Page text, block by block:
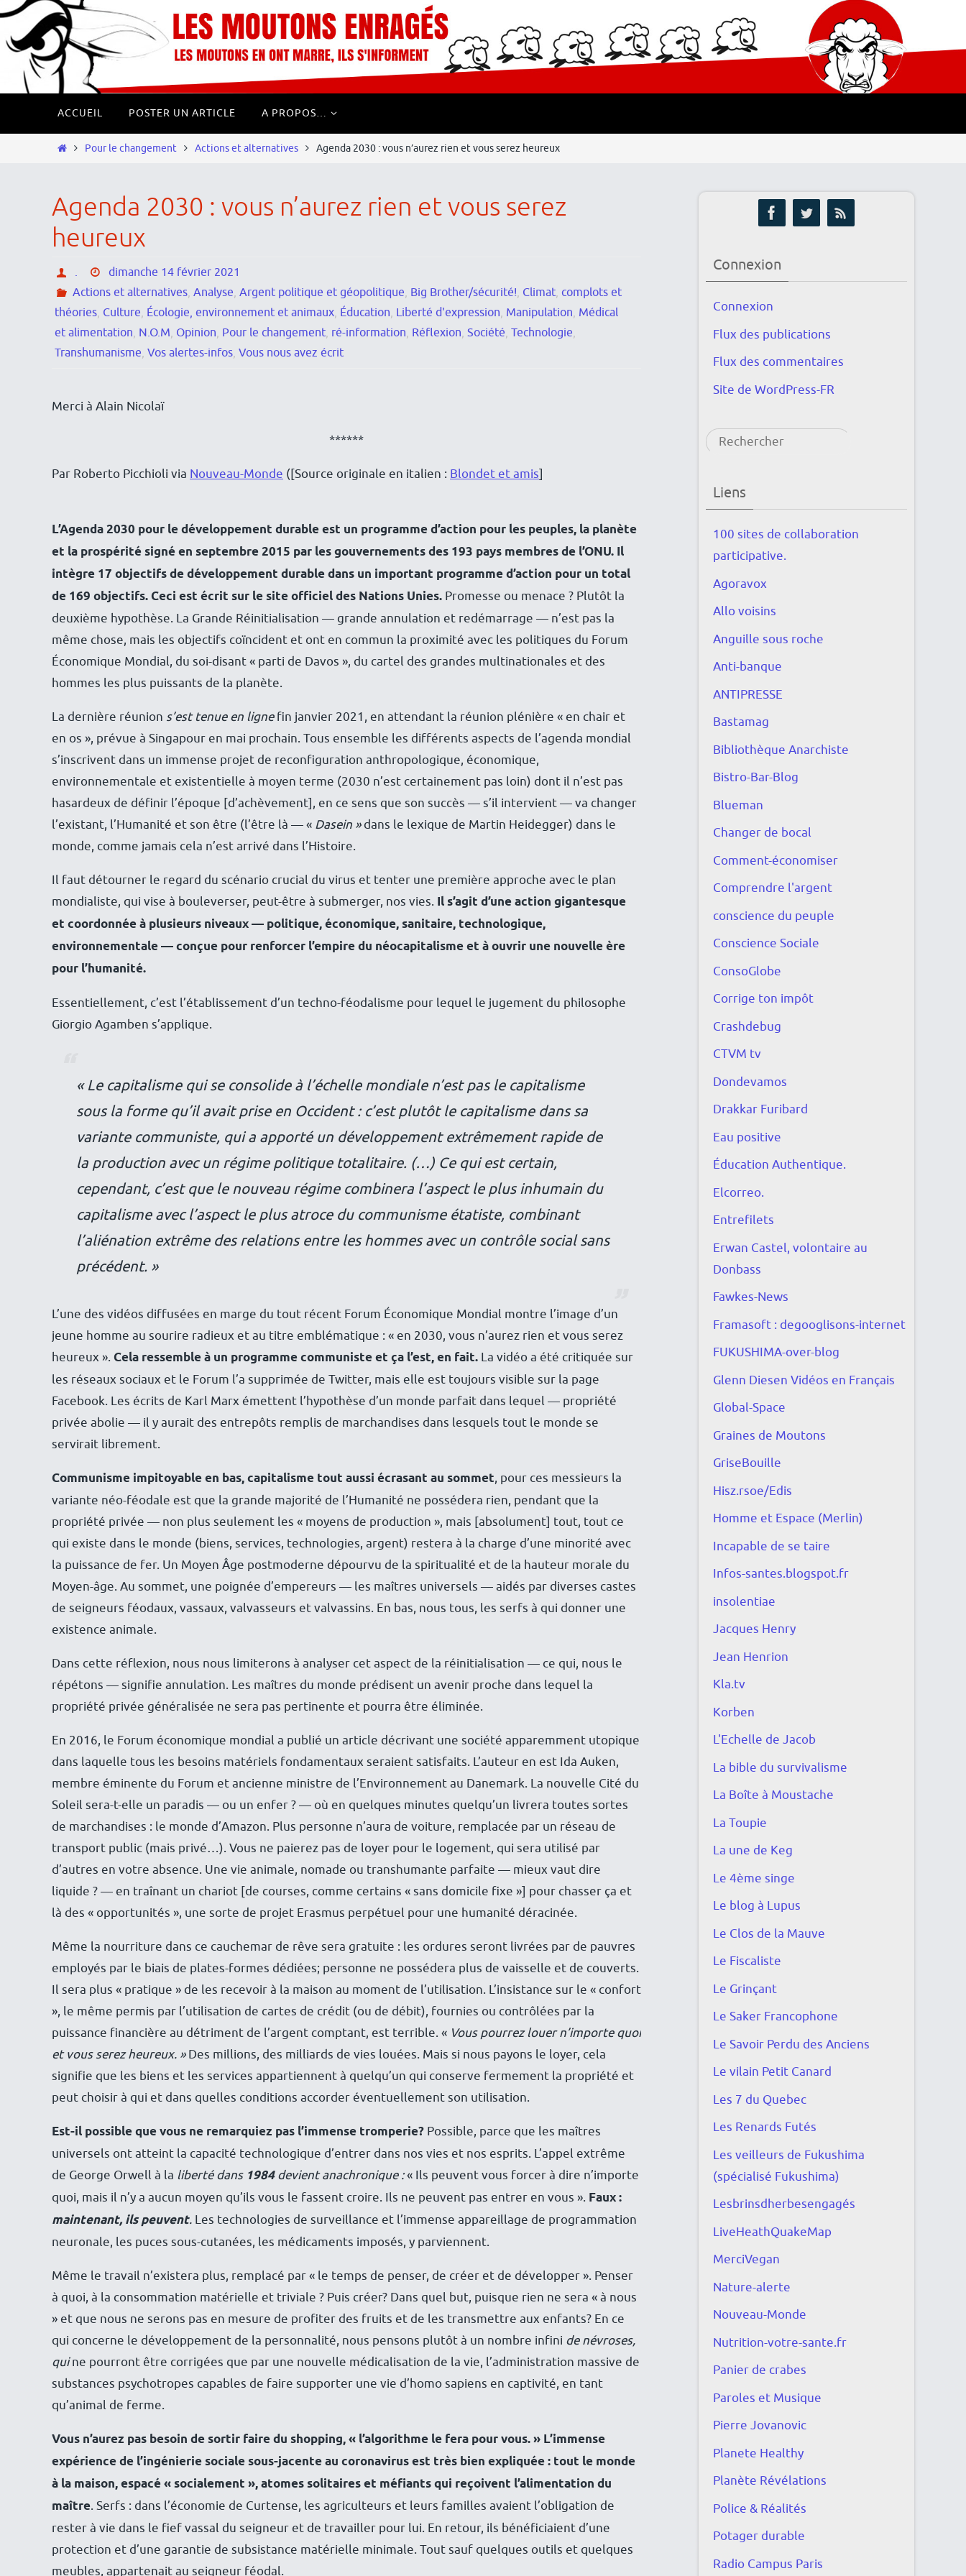
Panneau de gestion des cookies
Passer
le
contenu
le
ACCUEIL POSTER UN ARTICLE A PROPOS…
HomePour le changement Actions et alternatives Agenda 2030 : vous n’aurez rien et vous serez heureux
Agenda 2030 : vous n’aurez rien et vous serez
heureux
.
dimanche 14 février 2021
Actions et alternatives, Analyse, Argent politique et géopolitique, Big Brother/sécurité!, Climat, complots et
théories, Culture, Écologie, environnement et animaux, Éducation, Liberté d'expression, Manipulation, Médical
et alimentation, N.O.M, Opinion, Pour le changement, ré-information, Réflexion, Société, Technologie,
Transhumanisme, Vos alertes-infos, Vous nous avez écrit
Merci à Alain Nicolaï
******
Par Roberto Picchioli via Nouveau-Monde ([Source originale en italien : Blondet et amis]
L’Agenda 2030 pour le développement durable est un programme d’action pour les peuples, la planète
et la prospéritésigné en septembre 2015 par les gouvernements des 193 pays membres de l’ONU. Il
intègre 17 objectifs de développement durable dans un important programme d’action pour un total
de 169 objectifs. Ceci est écrit sur le site officiel des Nations Unies. Promesse ou menace ? Plutôt la
deuxième hypothèse. La Grande Réinitialisation — grande annulation et redémarrage — n’est pas la
même chose, mais les objectifs coïncident et ont en commun la proximité avec les politiques du Forum
Économique Mondial, du soi-disant « parti de Davos », du cartel des grandes multinationales et des
hommes les plus puissants de la planète.
La dernière réunion s’est tenue en lignefin janvier 2021, en attendant la réunion plénière « en chair et
en os », prévue à Singapour en mai prochain. Tous ensemble les différents aspects de l’agenda mondial
s’inscrivent dans un immense projet de reconfiguration anthropologique, économique,
environnementale et existentielle à moyen terme (2030 n’est certainement pas loin) dont il n’est pas
hasardeux de définir l’époque [d’achèvement], en ce sens que son succès — s’il intervient — va changer
l’existant, l’Humanité et son être (l’être là — « Dasein »dans le lexique de Martin Heidegger) dans le
monde, comme jamais cela n’est arrivé dans l’Histoire.
Il faut détourner le regard du scénario crucial du virus et tenter une première approche avec le plan
mondialiste, qui vise à bouleverser, peut-être à submerger, nos vies. Il s’agit d’une action gigantesque
et coordonnée à plusieurs niveaux— politique, économique, sanitaire, technologique,
environnementale — conçue pour renforcer l’empire du néocapitalisme et à ouvrir une nouvelle ère
pour l’humanité.
Essentiellement, c’est l’établissement d’un techno-féodalisme pour lequel le jugement du philosophe
Giorgio Agamben s’applique.
«Le capitalisme qui se consolide à l’échelle mondiale n’est pas le capitalisme
sous la forme qu’il avait prise en Occident : c’est plutôt le capitalisme dans sa
variante communiste, qui a apporté un développement extrêmement rapide de
la production avec un régime politique totalitaire. (…) Ce qui est certain,
cependant, c’est que le nouveau régime combinera l’aspect le plus inhumain du
capitalisme avec l’aspect le plus atroce du communisme étatiste, combinant
l’aliénation extrême des relations entre les hommes avec un contrôle social sans
précédent. »
L’une des vidéos diffusées en marge du tout récent Forum Économique Mondial montre l’image d’un
jeune homme au sourire radieux et au titre emblématique : « en 2030, vous n’aurez rien et vous serez
heureux ». Cela ressemble à un programme communiste et ça l’est, en fait. La vidéo a été critiquée sur
les réseaux sociaux et le Forum l’a supprimée de Twitter, mais elle est toujours visible sur la page
Facebook. Les écrits de Karl Marx émettent l’hypothèse d’un monde parfait dans lequel — propriété
privée abolie — il y aurait des entrepôts remplis de marchandises dans lesquels tout le monde se
servirait librement.
Communisme impitoyable en bas, capitalisme tout aussi écrasant au sommet, pour ces messieurs la
variante néo-féodale est que la grande majorité de l’Humanité ne possédera rien, pendant que la
propriété privée — non plus seulement les « moyens de production », mais [absolument] tout, tout ce
qui existe dans le monde (biens, services, technologies, argent) restera à la charge d’une minorité avec
la puissance de fer. Un Moyen Âge postmoderne dépourvu de la spiritualité et de la hauteur morale du
Moyen-âge. Au sommet, une poignée d’empereurs — les maîtres universels — aidés par diverses castes
de seigneurs féodaux, vassaux, valvasseurs et valvassins. En bas, nous tous, les serfs à qui donner une
existence animale.
Dans cette réflexion, nous nous limiterons à analyser cet aspect de la réinitialisation — ce qui, nous le
répétons — signifie annulation. Les maîtres du monde prédisent un avenir proche dans lequel la
propriété privée généralisée ne sera pas pertinente et pourra être éliminée.
En 2016, le Forum économique mondial a publié un article décrivant une société apparemment utopique
dans laquelle tous les besoins matériels fondamentaux seraient satisfaits. L’auteur en est Ida Auken,
membre éminente du Forum et ancienne ministre de l’Environnement au Danemark. La nouvelle Cité du
Soleil sera-t-elle un paradis — ou un enfer ? — où en quelques minutes quelqu’un livrera toutes sortes
de marchandises : le monde d’Amazon. Plus personne n’aura de voiture, remplacée par un réseau de
transport public (mais privé…). Vous ne paierez pas de loyer pour le logement, qui sera utilisé par
d’autres en votre absence. Une vie animale, nomade ou transhumante parfaite — mieux vaut dire
liquide ? — en traînant un chariot [de courses, comme certains « sans domicile fixe »] pour chasser ça et
là des « opportunités », une sorte de projet Erasmus perpétuel pour une humanité déracinée.
Même la nourriture dans ce cauchemar de rêve sera gratuite : les ordures seront livrées par de pauvres
employés par le biais de plates-formes dédiées; personne ne possédera plus de vaisselle et de couverts.
Il sera plus « pratique » de les recevoir à la maison au moment de l’utilisation. L’insistance sur le « confort
», le même permis par l’utilisation de cartes de crédit (ou de débit), fournies ou contrôlées par la
puissance financière au détriment de l’argent comptant, est terrible. « Vous pourrez louer n’importe quoi
et vous serez heureux. »Des millions, des milliards de vies louées. Mais si nous payons le loyer, cela
signifie que les biens et les services appartiennent à quelqu’un qui conserve fermement la propriété et
peut choisir à qui et dans quelles conditions accorder éventuellement son utilisation.
Est-il possible que vous ne remarquiez pas l’immense tromperie? Possible, parce que les maîtres
universels ont atteint la capacité technologique d’entrer dans nos vies et nos esprits. L’appel extrême
de George Orwell à la liberté dans 1984devient anachronique :« Ils peuvent vous forcer à dire n’importe
quoi, mais il n’y a aucun moyen qu’ils vous le fassent croire. Ils ne peuvent pas entrer en vous ». Faux :
maintenant, ils peuvent. Les technologies de surveillance et l’immense appareillage de programmation
neuronale, les puces sous-cutanées, les médicaments imposés, y parviennent.
Même le travail n’existera plus, remplacé par « le temps de penser, de créer et de développer ». Penser
à quoi, à la consommation matérielle et triviale ? Puis créer? Dans quel but, puisque rien ne sera « à nous
» et que nous ne serons pas en mesure de profiter des fruits et de les transmettre aux enfants? En ce
qui concerne le développement de la personnalité, nous pensons plutôt à un nombre infini de névroses,
quine pourront être corrigées que par une nouvelle médicalisation de la vie, l’administration massive de
substances psychotropes capables de faire supporter une vie d’homo sapiens en captivité, en tant
qu’animal de ferme.
Vous n’aurez pas besoin de sortir faire du shopping, « l’algorithme le fera pour vous. » L’immense
expérience de l’ingénierie sociale sous-jacente au coronavirus est très bien expliquée: tout le monde
à la maison, espacé « socialement », atomes solitaires et méfiants qui reçoivent l’alimentation du
maître. Serfs : dans l’économie de Curtense, les agriculteurs et leurs familles avaient l’obligation de
rester à vie dans le fief vassal du seigneur et de travailler pour lui. En retour, ils bénéficiaient d’une
protection et d’une garantie de subsistance matérielle minimale. Tout sauf quelques outils et quelques
meubles, appartenait au seigneur féodal.
Connexion
Connexion
Flux des publications
Flux des commentaires
Site de WordPress-FR
Rechercher
Liens
100 sites de collaboration
participative.
Agoravox
Allo voisins
Anguille sous roche
Anti-banque
ANTIPRESSE
Bastamag
Bibliothèque Anarchiste
Bistro-Bar-Blog
Blueman
Changer de bocal
Comment-économiser
Comprendre l'argent
conscience du peuple
Conscience Sociale
ConsoGlobe
Corrige ton impôt
Crashdebug
CTVM tv
Dondevamos
Drakkar Furibard
Eau positive
Éducation Authentique.
Elcorreo.
Entrefilets
Erwan Castel, volontaire au
Donbass
Fawkes-News
Framasoft : degooglisons-internet
FUKUSHIMA-over-blog
Glenn Diesen Vidéos en Français
Global-Space
Graines de Moutons
GriseBouille
Hisz.rsoe/Edis
Homme et Espace (Merlin)
Incapable de se taire
Infos-santes.blogspot.fr
insolentiae
Jacques Henry
Jean Henrion
Kla.tv
Korben
L'Echelle de Jacob
La bible du survivalisme
La Boîte à Moustache
La Toupie
La une de Keg
Le 4ème singe
Le blog à Lupus
Le Clos de la Mauve
Le Fiscaliste
Le Grinçant
Le Saker Francophone
Le Savoir Perdu des Anciens
Le vilain Petit Canard
Les 7 du Quebec
Les Renards Futés
Les veilleurs de Fukushima
(spécialisé Fukushima)
Lesbrinsdherbesengagés
LiveHeathQuakeMap
MerciVegan
Nature-alerte
Nouveau-Monde
Nutrition-votre-sante.fr
Panier de crabes
Paroles et Musique
Pierre Jovanovic
Planete Healthy
Planète Révélations
Police & Réalités
Potager durable
Radio Campus Paris